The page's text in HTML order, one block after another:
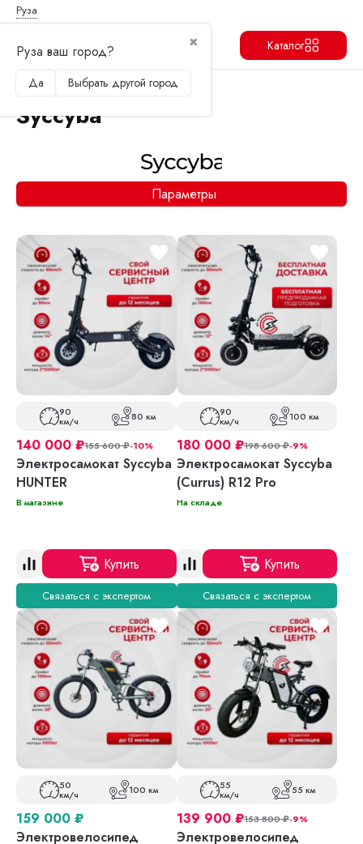
Руза
✖
Руза ваш город?
Да Выбрать другой город
Каталог
Syccyba
Параметры
90
км/ч 80 км
140 000 ₽155 600₽-10%
Электросамокат Syccyba
HUNTER
В магазине
Купить
Связаться с экспертом
90
км/ч 100 км
180 000 ₽198 600₽-9%
Электросамокат Syccyba
(Currus) R12 Pro
На складе
Купить
Связаться с экспертом
50
км/ч 100 км
159 000 ₽
Электровелосипед
55
км/ч 55 км
139 900 ₽153 800₽-9%
Электровелосипед
Продолжить